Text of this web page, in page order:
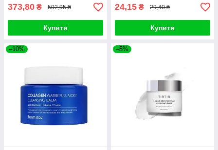
373,80 ₴ 502,95 ₴
Купити
24,15 ₴ 29,40 ₴
Купити
–10% –5%